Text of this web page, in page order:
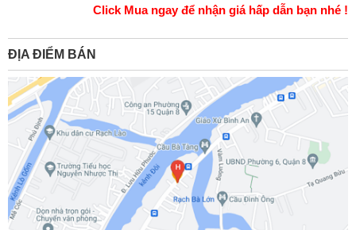
Click Mua ngay để nhận giá hấp dẫn bạn nhé !
ĐỊA ĐIỂM BÁN